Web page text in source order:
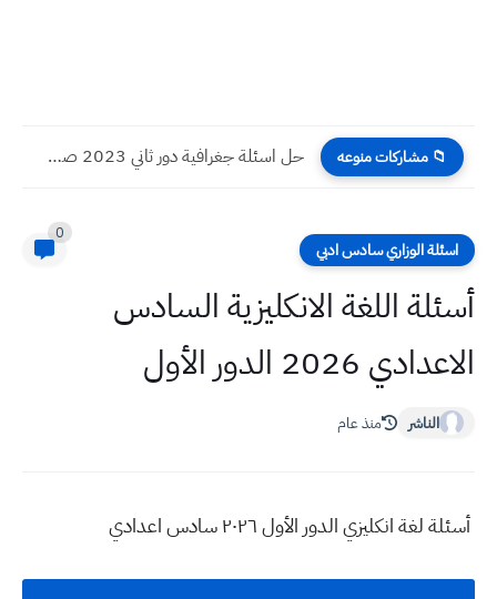
📁 مشاركات منوعه حل اسئلة جغرافية دور ثاني 2023 صف سادس ادبي
اسئلة الوزاري سادس ادبي
0
أسئلة اللغة الانكليزية السادس
الاعدادي 2026 الدور الأول
الناشر منذ عام
أسئلة لغة انكليزي الدور الأول ٢٠٢٦ سادس اعدادي